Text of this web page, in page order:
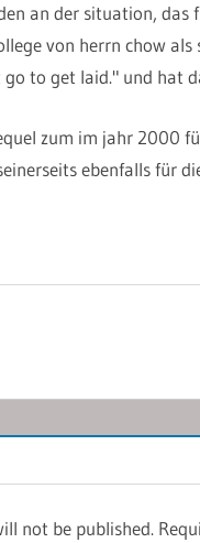
an der situation,
von herrn chow
go to get laid." und hat
zum im jahr 2000
ebenfalls für
not be published.